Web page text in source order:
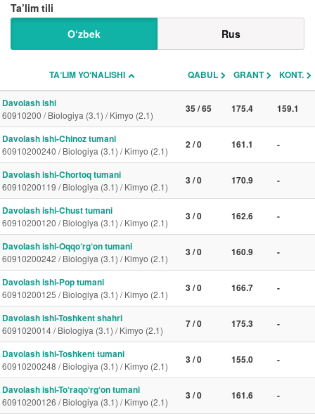
Ta’lim tili
O‘zbek
Rus
TAʼLIM YO‘NALISHI QABUL GRANT KONT.
Davolash ishi
60910200 / Biologiya (3.1) / Kimyo (2.1)
35 / 65 175.4 159.1
Davolash ishi-Chinoz tumani
60910200240 / Biologiya (3.1) / Kimyo (2.1)
2 / 0 161.1 -
Davolash ishi-Chortoq tumani
60910200119 / Biologiya (3.1) / Kimyo (2.1)
3 / 0 170.9 -
Davolash ishi-Chust tumani
60910200120 / Biologiya (3.1) / Kimyo (2.1)
3 / 0 162.6 -
Davolash ishi-Oqqo‘rg‘on tumani
60910200242 / Biologiya (3.1) / Kimyo (2.1)
3 / 0 160.9 -
Davolash ishi-Pop tumani
60910200125 / Biologiya (3.1) / Kimyo (2.1)
3 / 0 166.7 -
Davolash ishi-Toshkent shahri
6091020014 / Biologiya (3.1) / Kimyo (2.1)
7 / 0 175.3 -
Davolash ishi-Toshkent tumani
60910200248 / Biologiya (3.1) / Kimyo (2.1)
3 / 0 155.0 -
Davolash ishi-To‘raqo‘rg‘on tumani
60910200126 / Biologiya (3.1) / Kimyo (2.1)
3 / 0 161.6 -